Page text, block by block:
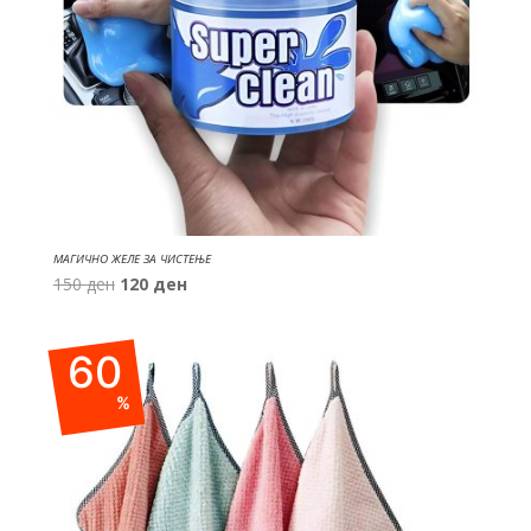
МАГИЧНО ЖЕЛЕ ЗА ЧИСТЕЊЕ
150ден Original
was:
150 ден.
120 денCurrent
120 ден.
60
%